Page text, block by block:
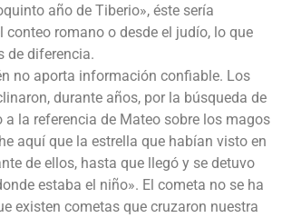
año de Tiberio», éste sería
conteo romano o desde el judío, lo que
de diferencia.
no aporta información confiable. Los
durante años, por la búsqueda de
a la referencia de Mateo sobre los magos
aquí que la estrella que habían visto en
de ellos, hasta que llegó y se detuvo
estaba el niño». El cometa no se ha
existen cometas que cruzaron nuestra